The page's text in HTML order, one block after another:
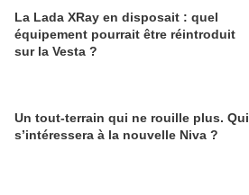
La Lada XRay en disposait : quel
équipement pourrait être réintroduit
sur la Vesta ?
Un tout-terrain qui ne rouille plus. Qui
s’intéressera à la nouvelle Niva ?